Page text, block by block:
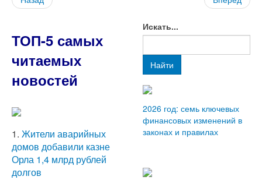
ТОП-5 самых
читаемых
новостей
1. Жители аварийных
домов добавили казне
Орла 1,4 млрд рублей
долгов
Искать...
Найти
2026 год: семь ключевых
финансовых изменений в
законах и правилах